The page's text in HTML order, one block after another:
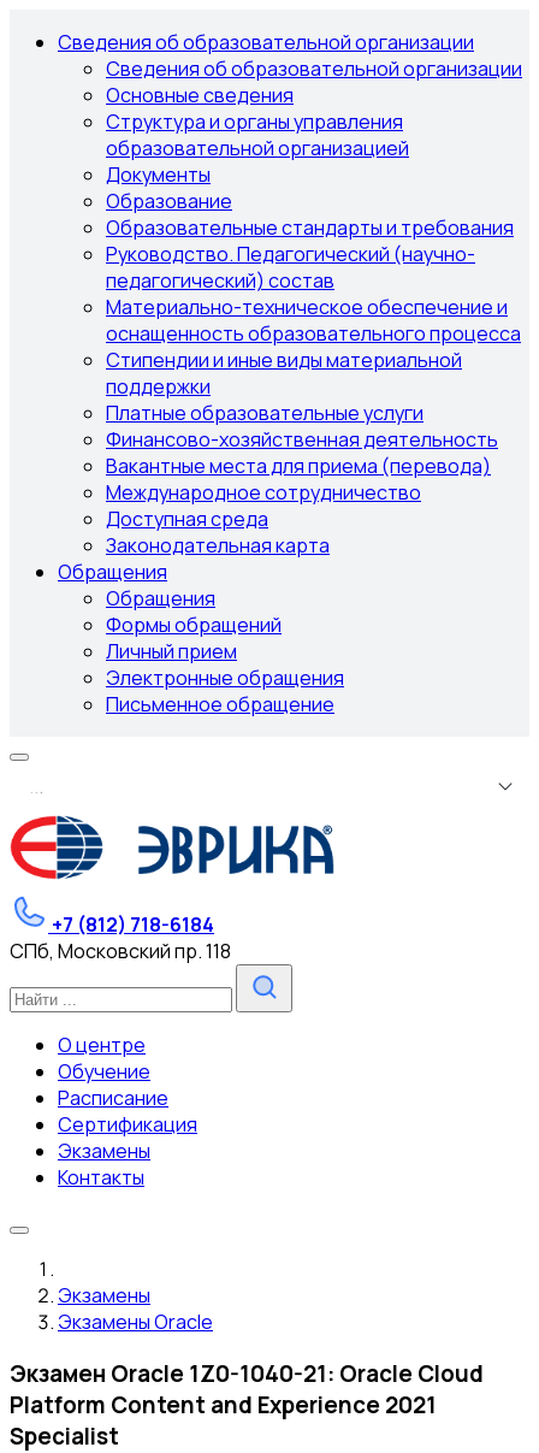
Сведения об образовательной организации
Сведения об образовательной организации
Основные сведения
Структура и органы управления
образовательной организацией
Документы
Образование
Образовательные стандарты и требования
Руководство. Педагогический (научно-
педагогический) состав
Материально-техническое обеспечение и
оснащенность образовательного процесса
Стипендии и иные виды материальной
поддержки
Платные образовательные услуги
Финансово-хозяйственная деятельность
Вакантные места для приема (перевода)
Международное сотрудничество
Доступная среда
Законодательная карта
Обращения
Обращения
Формы обращений
Личный прием
Электронные обращения
Письменное обращение
...
+7 (812) 718-6184
СПб, Московский пр. 118
О центре
Обучение
Расписание
Сертификация
Экзамены
Контакты
Экзамены
Экзамены Oracle
Экзамен Oracle 1Z0-1040-21: Oracle Cloud
Platform Content and Experience 2021
Specialist